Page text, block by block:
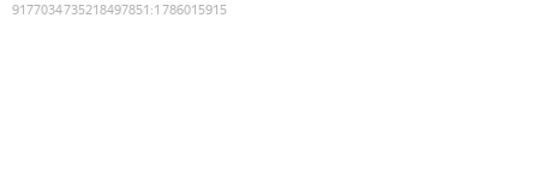
9177034735218497851 :1786015915